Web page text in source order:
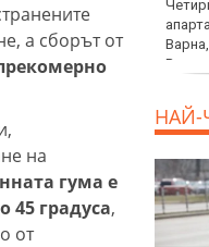
а сборът от
на
гума е
градуса,
от
НАЙ-